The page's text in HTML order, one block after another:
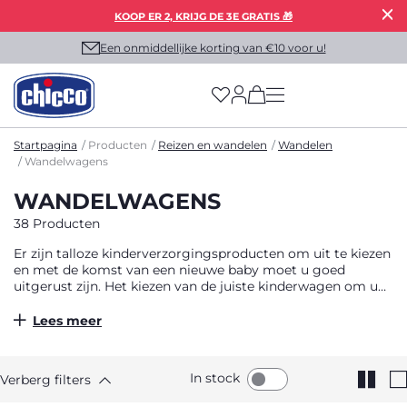
KOOP ER 2, KRIJG DE 3E GRATIS 🎁
Een onmiddellijke korting van €10 voor u!
(has more options
Startpagina Producten Reizen en wandelen
Wandelen
Wandelwagens
WANDELWAGENS
38 Producten
Er zijn talloze kinderverzorgingsproducten om uit te kiezen
en met de komst van een nieuwe baby moet u goed
uitgerust zijn. Het kiezen van de juiste kinderwagen om uw
belangrijkste aankopen die u kunt doen. Met zoveel
helpen de juiste keuze te maken. Neem eerst de tijd om na
te denken over je specifieke behoeften. Woont u in een
Lees meer
Verberg filters In stock